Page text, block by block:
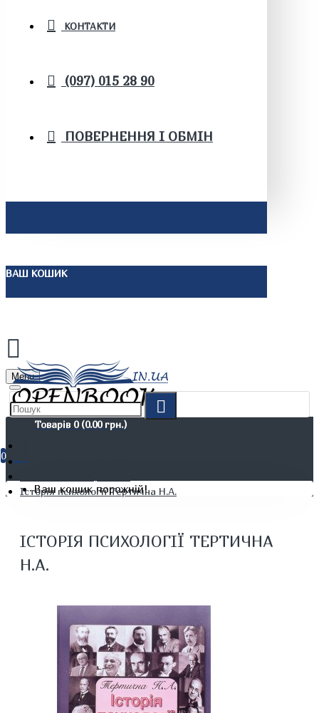
КОНТАКТИ
(097) 015 28 90
ПОВЕРНЕННЯ І ОБМІН
ВАШ КОШИК
Menu
Товарів 0 (0.00 грн.)
0
Ваш кошик порожній!
Не художня література
Історія психології Тертична Н.А.
ІСТОРІЯ ПСИХОЛОГІЇ ТЕРТИЧНА
Н.А.